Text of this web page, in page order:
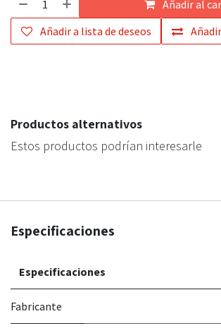
Añadir al
Añadir a lista de deseos
Productos alternativos
Estos productos podrían interesarle
Especificaciones
Especificaciones
Fabricante